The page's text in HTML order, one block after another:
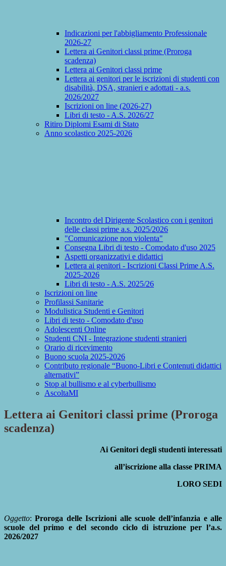
Indicazioni per l'abbigliamento Professionale
2026-27
Lettera ai Genitori classi prime (Proroga
scadenza)
Lettera ai Genitori classi prime
Lettera ai genitori per le iscrizioni di studenti con
disabilità, DSA, stranieri e adottati - a.s.
2026/2027
Iscrizioni on line (2026-27)
Libri di testo - A.S. 2026/27
Ritiro Diplomi Esami di Stato
Anno scolastico 2025-2026
Incontro del Dirigente Scolastico con i genitori
delle classi prime a.s. 2025/2026
"Comunicazione non violenta"
Consegna Libri di testo - Comodato d'uso 2025
Aspetti organizzativi e didattici
Lettera ai genitori - Iscrizioni Classi Prime A.S.
2025-2026
Libri di testo - A.S. 2025/26
Iscrizioni on line
Profilassi Sanitarie
Modulistica Studenti e Genitori
Libri di testo - Comodato d'uso
Adolescenti Online
Studenti CNI - Integrazione studenti stranieri
Orario di ricevimento
Buono scuola 2025-2026
Contributo regionale “Buono-Libri e Contenuti didattici
alternativi”
Stop al bullismo e al cyberbullismo
AscoltaMI
Lettera ai Genitori classi prime (Proroga
scadenza)
Ai Genitori degli studenti interessati
all’iscrizione alla classe PRIMA
LORO SEDI
Oggetto:Proroga delle Iscrizioni alle scuole dell’infanzia e alle
scuole del primo edel secondo ciclo di istruzione per l’a.s.
2026/2027